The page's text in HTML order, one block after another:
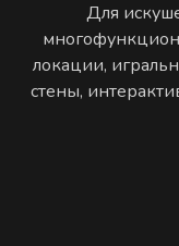
Для
локации,
стены,